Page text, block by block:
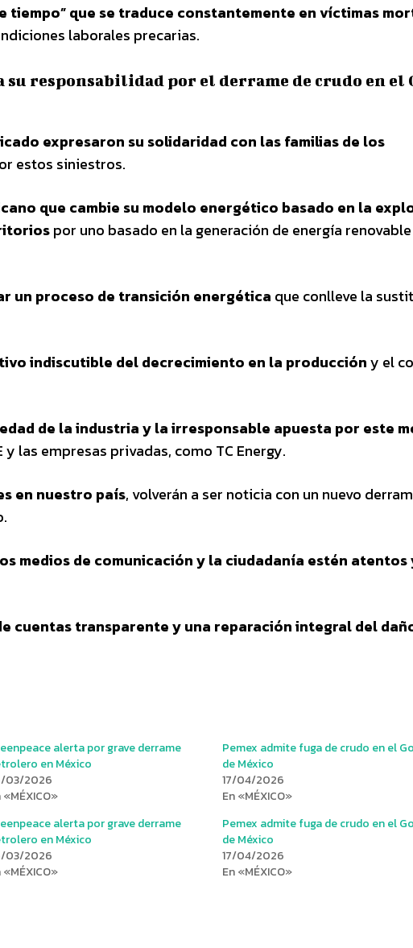
tiempo” que se traduce constantemente en víctimas
laborales precarias.
su responsabilidad por el derrame de crudo en el
expresaron su solidaridad con las familias de los
estos siniestros.
que cambie su modelo energético basado en la
por uno basado en la generación de energía
un proceso de transición energética que conlleve la
indiscutible del decrecimiento en la produccióny el
de la industria y la irresponsable apuesta por este
y las empresas privadas, como TC Energy.
en nuestro país, volverán a ser noticia con un nuevo
medios de comunicación y la ciudadanía estén atentos
cuentas transparente y una reparación integral del
alerta por grave derrame
en México
03/2026
«MÉXICO»
Pemex admite fuga de crudo en el
de México
17/04/2026
En «MÉXICO»
alerta por grave derrame
en México
03/2026
«MÉXICO»
Pemex admite fuga de crudo en el
de México
17/04/2026
En «MÉXICO»